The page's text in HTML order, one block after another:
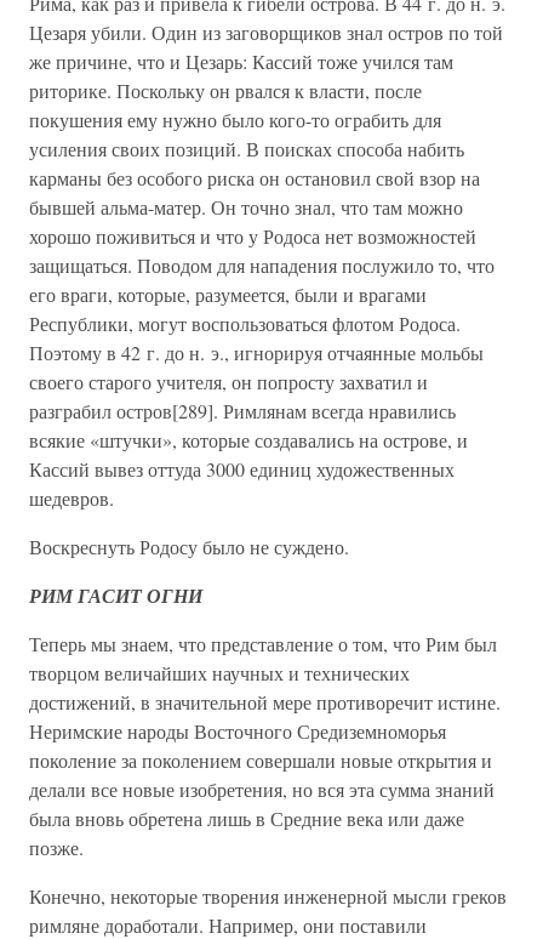
Цезаря убили. Один из заговорщиков знал остров по той
же причине, что и Цезарь: Кассий тоже учился там
риторике. Поскольку он рвался к власти, после
покушения ему нужно было кого-то ограбить для
усиления своих позиций. В поисках способа набить
карманы без особого риска он остановил свой взор на
бывшей альма-матер. Он точно знал, что там можно
хорошо поживиться и что у Родоса нет возможностей
защищаться. Поводом для нападения послужило то, что
его враги, которые, разумеется, были и врагами
Республики, могут воспользоваться флотом Родоса.
Поэтому в 42 г. до н. э., игнорируя отчаянные мольбы
своего старого учителя, он попросту захватил и
разграбил остров[289]. Римлянам всегда нравились
всякие «штучки», которые создавались на острове, и
Кассий вывез оттуда 3000 единиц художественных
шедевров.
Воскреснуть Родосу было не суждено.
РИМ ГАСИТ ОГНИ
Теперь мы знаем, что представление о том, что Рим был
творцом величайших научных и технических
достижений, в значительной мере противоречит истине.
Неримские народы Восточного Средиземноморья
поколение за поколением совершали новые открытия и
делали все новые изобретения, но вся эта сумма знаний
была вновь обретена лишь в Средние века или даже
позже.
Конечно, некоторые творения инженерной мысли греков
римляне доработали. Например, они поставили